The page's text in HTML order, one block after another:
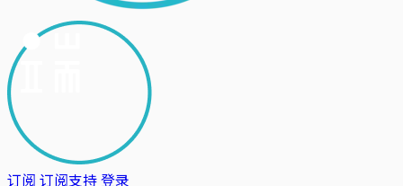
订阅 订阅支持登录